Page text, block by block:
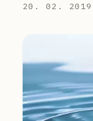
20. 02. 2019